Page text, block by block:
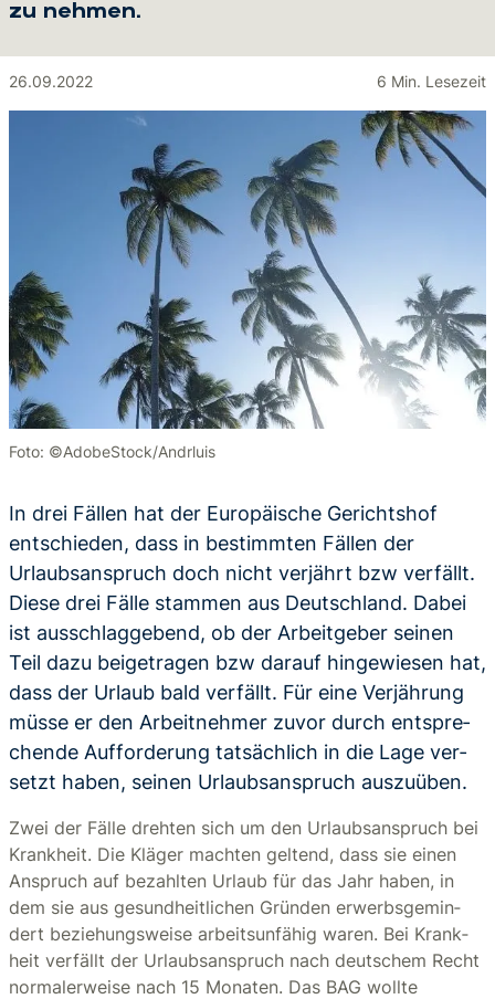
zu neh­men.
26.09.2022 6 Min. Lesezeit
Foto: ©AdobeStock/Andrluis
In drei Fällen hat der Europäische Gerichtshof
entschieden, dass in bestimmten Fällen der
Urlaubsanspruch doch nicht verjährt bzw verfällt.
Diese drei Fälle stammen aus Deutschland. Dabei
ist ausschlaggebend, ob der Arbeitgeber seinen
Teil dazu beigetragen bzw darauf hingewiesen hat,
dass der Urlaub bald verfällt. Für eine Ver­jäh­rung
müsse er den Ar­beit­neh­mer zuvor durch ent­spre­
chen­de Auf­for­de­rung tat­säch­lich in die Lage ver­
setzt haben, sei­nen Ur­laubs­an­spruch aus­zu­üben.
Zwei der Fälle dreh­ten sich um den Ur­laubs­an­spruch bei
Krank­heit. Die Klä­ger mach­ten gel­tend, dass sie einen
An­spruch auf be­zahl­ten Ur­laub für das Jahr haben, in
dem sie aus ge­sund­heit­li­chen Grün­den er­werbs­ge­min­
dert be­zie­hungs­wei­se ar­beits­un­fä­hig waren. Bei Krank­
heit ver­fällt der Ur­laubs­an­spruch nach deut­schem Recht
nor­ma­ler­wei­se nach 15 Mo­na­ten. Das BAG woll­te